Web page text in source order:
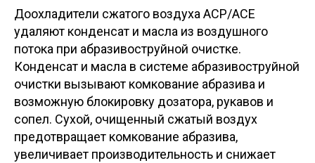
Доохладители сжатого воздуха ACP/ACE
удаляют конденсат и масла из воздушного
потока при абразивоструйной очистке.
Конденсат и масла в системе абразивоструйной
очистки вызывают комкование абразива и
возможную блокировку дозатора, рукавов и
сопел. Сухой, очищенный сжатый воздух
предотвращает комкование абразива,
увеличивает производительность и снижает